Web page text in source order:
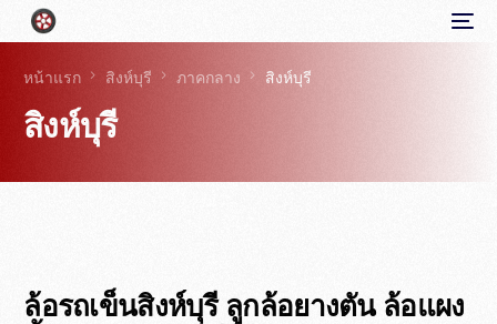
หน้าแรก สิงห์บุรี ภาคกลาง สิงห์บุรี
สิงห์บุรี
ล้อรถเข็นสิงห์บุรี ลูกล้อยางตัน ล้อแผง